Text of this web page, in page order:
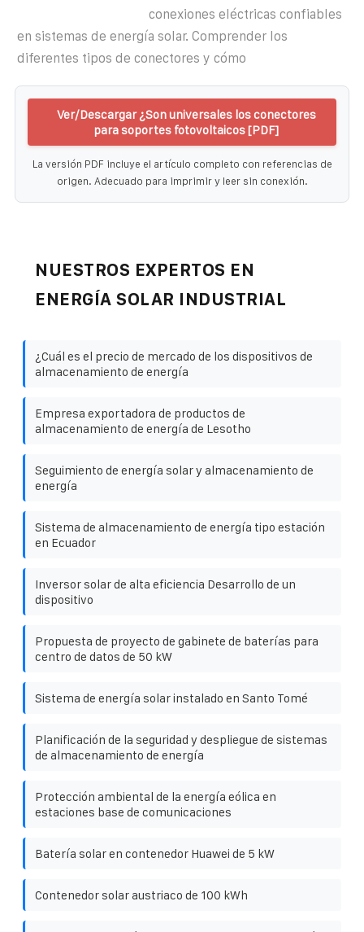
conexiones eléctricas confiables
en sistemas de energía solar. Comprender los
diferentes tipos de conectores y cómo
Ver/Descargar ¿Son universales los conectores
para soportes fotovoltaicos [PDF]
La versión PDF incluye el artículo completo con referencias de
origen. Adecuado para imprimir y leer sin conexión.
NUESTROS EXPERTOS EN
ENERGÍA SOLAR INDUSTRIAL
¿Cuál es el precio de mercado de los dispositivos de
almacenamiento de energía
Empresa exportadora de productos de
almacenamiento de energía de Lesotho
Seguimiento de energía solar y almacenamiento de
energía
Sistema de almacenamiento de energía tipo estación
en Ecuador
Inversor solar de alta eficiencia Desarrollo de un
dispositivo
Propuesta de proyecto de gabinete de baterías para
centro de datos de 50 kW
Sistema de energía solar instalado en Santo Tomé
Planificación de la seguridad y despliegue de sistemas
de almacenamiento de energía
Protección ambiental de la energía eólica en
estaciones base de comunicaciones
Batería solar en contenedor Huawei de 5 kW
Contenedor solar austriaco de 100 kWh